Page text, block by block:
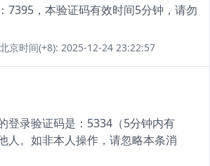
7395，本验证码有效时间5分钟，请勿
京时间(+8): 2025-12-24 23:22:57
登录验证码是：5334（5分钟内有
人。如非本人操作，请忽略本条消